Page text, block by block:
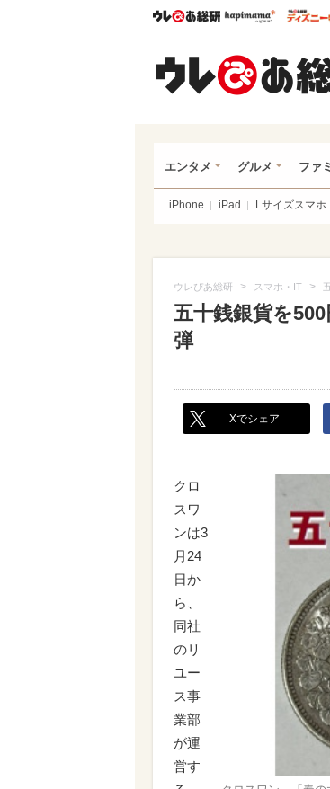
ウレぴあ総研ハピマ
エンタメ グルメ ファ
iPhone iPad Lサイズスマホ
ウレぴあ総研 > スマホ・IT >
五十銭銀貨を
弾
Xでシェア
クロ
スワ
ンは3
月24
日か
ら、
同社
のリ
ユー
ス事
業部
が運
営す